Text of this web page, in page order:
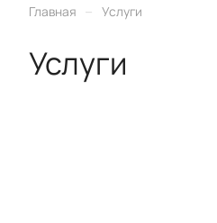
Главная – Услуги
Услуги